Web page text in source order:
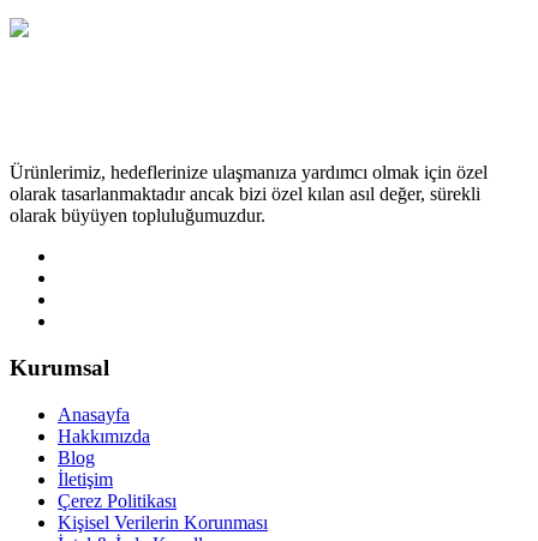
Ürünlerimiz, hedeflerinize ulaşmanıza yardımcı olmak için özel
olarak tasarlanmaktadır ancak bizi özel kılan asıl değer, sürekli
olarak büyüyen topluluğumuzdur.
Kurumsal
Anasayfa
Hakkımızda
Blog
İletişim
Çerez Politikası
Kişisel Verilerin Korunması